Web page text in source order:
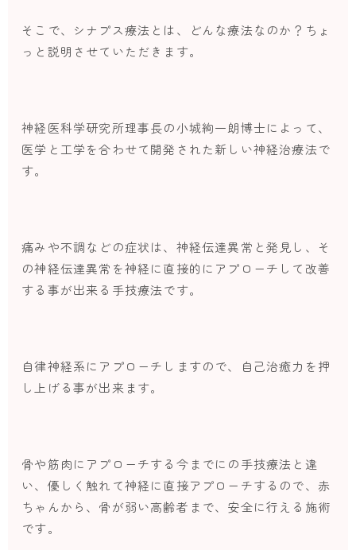
そこで、シナプス療法とは、どんな療法なのか？ちょ
っと説明させていただきます。
神経医科学研究所理事長の小城絢一朗博士によって、
医学と工学を合わせて開発された新しい神経治療法で
す。
痛みや不調などの症状は、神経伝達異常と発見し、そ
の神経伝達異常を神経に直接的にアプローチして改善
する事が出来る手技療法です。
自律神経系にアプローチしますので、自己治癒力を押
し上げる事が出来ます。
骨や筋肉にアプローチする今までにの手技療法と違
い、優しく触れて神経に直接アプローチするので、赤
ちゃんから、骨が弱い高齢者まで、安全に行える施術
です。